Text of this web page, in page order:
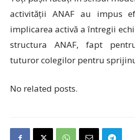
activității ANAF au impus
implicarea activă a întregii
structura ANAF, fapt
tuturor colegilor pentru
No related posts.